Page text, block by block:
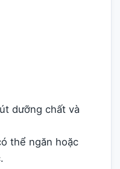
dưỡng chất và
thể ngăn hoặc